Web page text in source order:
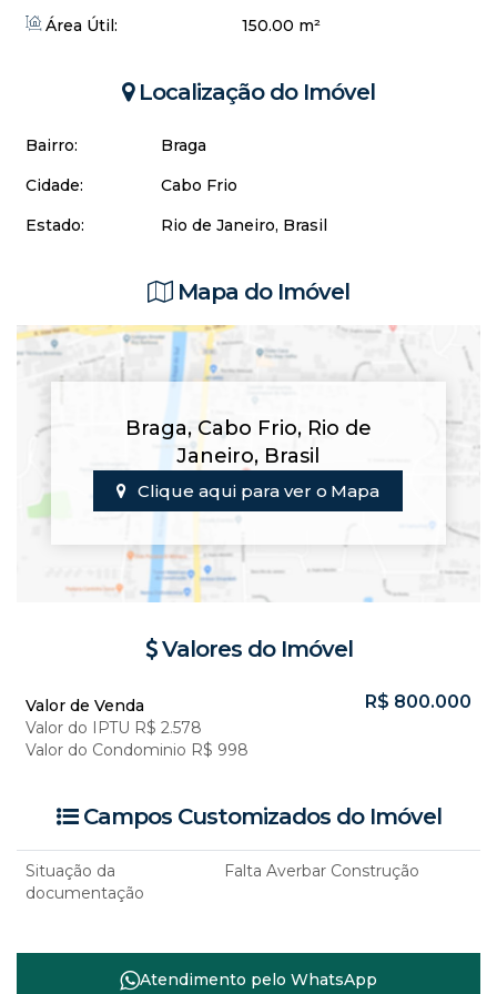
Área Útil:
150.00 m²
Localização do Imóvel
Bairro:
Braga
Cidade:
Cabo Frio
Estado:
Rio de Janeiro, Brasil
Mapa do Imóvel
Braga, Cabo Frio, Rio de
Janeiro, Brasil
Clique aqui para ver o Mapa
Valores do Imóvel
R$ 800.000
Valor de Venda
Valor do IPTU R$ 2.578
Valor do Condominio R$ 998
Campos Customizados do Imóvel
Situação da
documentação
Falta Averbar Construção
Atendimento pelo WhatsApp